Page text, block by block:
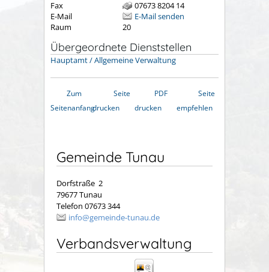
Fax
07673 8204 14
E-Mail
E-Mail senden
Raum
20
Übergeordnete Dienststellen
Hauptamt / Allgemeine Verwaltung
Zum
Seitenanfang
Seite
drucken
PDF
drucken
Seite
empfehlen
Gemeinde Tunau
Dorfstraße 2
79677 Tunau
Telefon 07673 344
info@gemeinde-tunau.de
Verbandsverwaltung